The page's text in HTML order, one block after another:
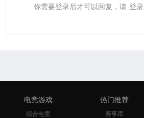
你需要登录后才可以回复，请 登录
电竞游戏
综合电竞
热门推荐
赛事库